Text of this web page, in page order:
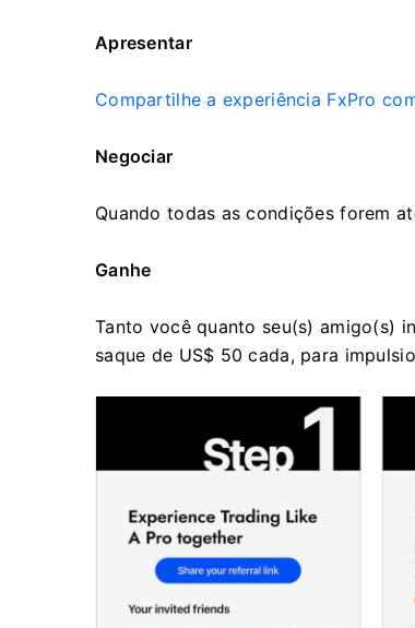
Apresentar
Compartilhe a experiência FxPro
Negociar
Quando todas as condições forem
Ganhe
Tanto você quanto seu(s) amigo(s)
saque de US$ 50 cada, para